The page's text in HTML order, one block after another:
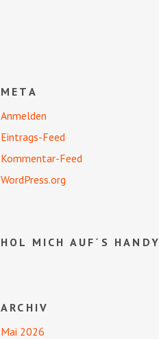
META
Anmelden
Eintrags-Feed
Kommentar-Feed
WordPress.org
HOL MICH AUF´S HANDY
ARCHIV
Mai 2026